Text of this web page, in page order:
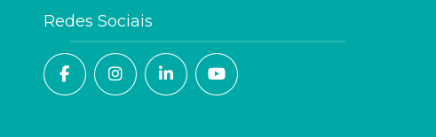
Redes Sociais